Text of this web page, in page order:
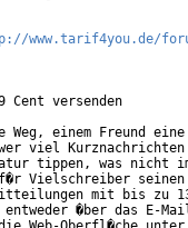
www.tarif4you.de/
Cent versenden
einem Freund
wer viel
tippen, was nicht
Vielschreiber seinen
mit bis zu
�ber das E-Mail